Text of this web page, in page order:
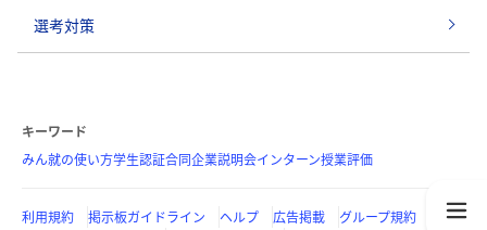
選考対策
キーワード
みん就の使い方学生認証合同企業説明会インターン授業評価
利用規約 掲示板ガイドライン ヘルプ 広告掲載
グループ規約